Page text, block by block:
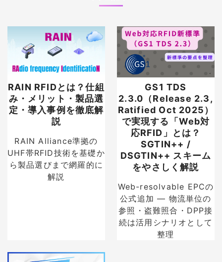
RAIN RFIDとは？仕組
み・メリット・製品選
定・導入事例を徹底解
説
RAIN Alliance準拠の
UHF帯RFID技術を基礎か
ら製品選びまで網羅的に
解説
GS1 TDS
2.3.0（Release 2.3,
Ratified Oct 2025）
で実現する「Web対
応RFID」とは？
SGTIN++ /
DSGTIN++ スキーム
をやさしく解説
Web-resolvable EPCの
公式追加 — 物流単位の
参照・盗難照合・DPP接
続は活用シナリオとして
整理